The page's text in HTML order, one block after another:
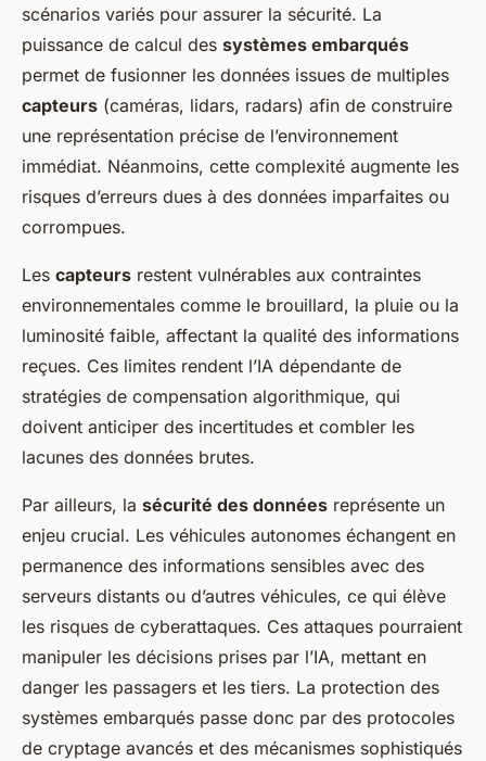
scénarios variés pour assurer la sécurité. La
puissance de calcul des systèmes embarqués
permet de fusionner les données issues de multiples
capteurs (caméras, lidars, radars) afin de construire
une représentation précise de l’environnement
immédiat. Néanmoins, cette complexité augmente les
risques d’erreurs dues à des données imparfaites ou
corrompues.
Les capteurs restent vulnérables aux contraintes
environnementales comme le brouillard, la pluie ou la
luminosité faible, affectant la qualité des informations
reçues. Ces limites rendent l’IA dépendante de
stratégies de compensation algorithmique, qui
doivent anticiper des incertitudes et combler les
lacunes des données brutes.
Par ailleurs, la sécurité des données représente un
enjeu crucial. Les véhicules autonomes échangent en
permanence des informations sensibles avec des
serveurs distants ou d’autres véhicules, ce qui élève
les risques de cyberattaques. Ces attaques pourraient
manipuler les décisions prises par l’IA, mettant en
danger les passagers et les tiers. La protection des
systèmes embarqués passe donc par des protocoles
de cryptage avancés et des mécanismes sophistiqués